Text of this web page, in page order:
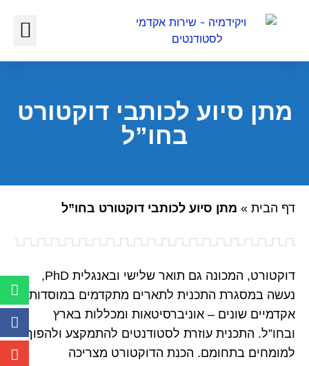
מתן סיוע לכותבי דוקטורט
בחו”ל
דף הבית » מתן סיוע לכותבי דוקטורט בחו”ל
דוקטורט, המכונה גם תואר שלישי ובאנגלית PhD,
נעשה במסגרת התכנית לתארים מתקדמים במוסדות
אקדמיים שונים – אוניברסיטאות ומכללות בארץ
ובחו”ל. התכנית עוזרת לסטודנטים להתמקצע ולהפוך
למומחים בתחומם. הכנת הדוקטורט מצריכה